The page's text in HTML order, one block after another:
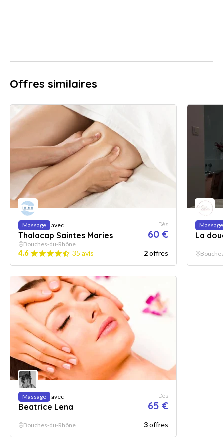
Offres similaires
Massage avec
Thalacap Saintes Maries
Dès
60 €
Bouches-du-Rhône
4.6 35 avis 2offres
Massage
La
Massage avec
Beatrice Lena
Dès
65 €
Bouches-du-Rhône 3offres